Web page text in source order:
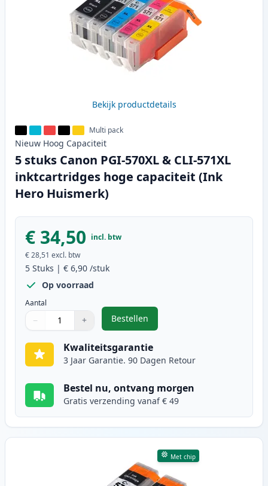
Bekijk productdetails
Multi pack
Nieuw Hoog Capaciteit
5 stuks Canon PGI-570XL & CLI-571XL
inktcartridges hoge capaciteit (Ink
Hero Huismerk)
€ 34,50 incl. btw
€ 28,51 excl. btw
5 Stuks | € 6,90 /stuk
Op voorraad
Aantal
Gebruik de knoppen om aan te passen
− +
1
Bestellen
,5 stuks Canon PGI-570XL &
Kwaliteitsgarantie
3 Jaar Garantie. 90 Dagen Retour
Bestel nu, ontvang morgen
Gratis verzending vanaf € 49
Met chip